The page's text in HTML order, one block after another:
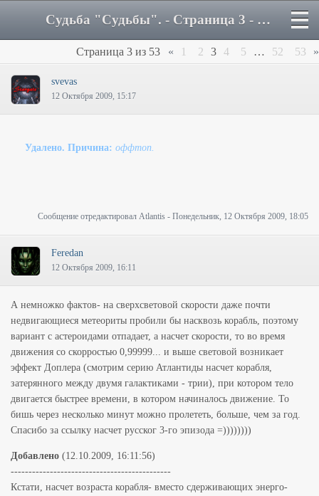
Судьба "Судьбы". - Страница 3 - Форум
Страница 3 из 53 « 1 2 3 4 5 … 52 53 »
svevas
12 Октября 2009, 15:17
Удалено. Причина: оффтоп.
Сообщение отредактировал Atlantis - Понедельник, 12 Октября 2009, 18:05
Feredan
12 Октября 2009, 16:11
А немножко фактов- на сверхсветовой скорости даже почти
недвигающиеся метеориты пробили бы насквозь корабль, поэтому
вариант с астероидами отпадает, а насчет скорости, то во время
движения со скорростью 0,99999... и выше световой возникает
эффект Доплера (смотрим серию Атлантиды насчет корабля,
затерянного между двумя галактиками - трии), при котором тело
двигается быстрее времени, в котором начиналось движение. То
бишь через несколько минут можно пролететь, больше, чем за год.
Спасибо за ссылку насчет русског 3-го эпизода =))))))))
Добавлено (12.10.2009, 16:11:56)
---------------------------------------------
Кстати, насчет возраста корабля- вместо сдерживающих энерго-